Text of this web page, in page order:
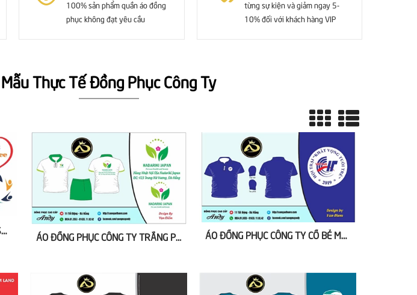
100% sản phẩm quần áo đồng
phục không đạt yêu cầu
từng sự kiện và giảm ngay 5-
10% đối với khách hàng VIP
Mẫu Thực Tế Đồng Phục Công Ty
ÁO ĐỒNG PHỤC CÔNG TY NGÂN SHB FANANCE
ÁO ĐỒNG PHỤC CÔNG TY TRẮNG PHỐI XANH LÁ CÂY ÁO ĐỒNG PHỤC CÔNG TY CỔ BẺ MÀU XANH DƯƠNG